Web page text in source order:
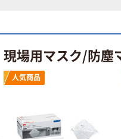
現場用マスク/防塵
人気商品
さしい やわらか
￥458~
本気プライス
トイレットペー